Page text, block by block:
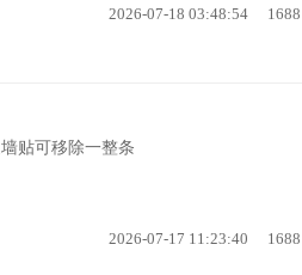
2026-07-18 03:48:54 1688
贴可移除一整条
2026-07-17 11:23:40 1688